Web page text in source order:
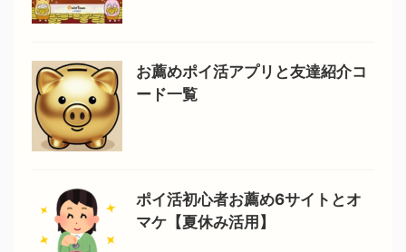
お薦めポイ活アプリと友達紹介コ
ード一覧
ポイ活初心者お薦め6サイトとオ
マケ【夏休み活用】